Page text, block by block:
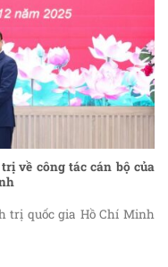
về công tác cán bộ của
trị quốc gia Hồ Chí Minh